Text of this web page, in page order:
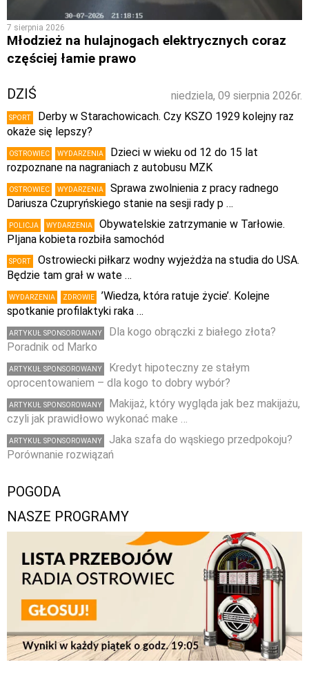
7 sierpnia 2026
Młodzież na hulajnogach elektrycznych coraz
częściej łamie prawo
niedziela, 09 sierpnia 2026r.
DZIŚ
SPORT
Derby w Starachowicach. Czy KSZO 1929 kolejny raz
okaże się lepszy?
OSTROWIEC WYDARZENIA
Dzieci w wieku od 12 do 15 lat
rozpoznane na nagraniach z autobusu MZK
OSTROWIEC WYDARZENIA
Sprawa zwolnienia z pracy radnego
Dariusza Czupryńskiego stanie na sesji rady p …
POLICJA WYDARZENIA
Obywatelskie zatrzymanie w Tarłowie.
PIjana kobieta rozbiła samochód
SPORT
Ostrowiecki piłkarz wodny wyjeżdża na studia do USA.
Będzie tam grał w wate …
WYDARZENIA ZDROWIE
’Wiedza, która ratuje życie’. Kolejne
spotkanie profilaktyki raka …
ARTYKUŁ SPONSOROWANY
Dla kogo obrączki z białego złota?
Poradnik od Marko
ARTYKUŁ SPONSOROWANY
Kredyt hipoteczny ze stałym
oprocentowaniem – dla kogo to dobry wybór?
ARTYKUŁ SPONSOROWANY
Makijaż, który wygląda jak bez makijażu,
czyli jak prawidłowo wykonać make …
ARTYKUŁ SPONSOROWANY
Jaka szafa do wąskiego przedpokoju?
Porównanie rozwiązań
POGODA
NASZE PROGRAMY